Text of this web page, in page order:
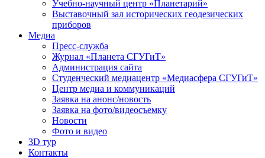
Учебно-научный центр «Планетарий»
Выставочный зал исторических геодезических
приборов
Медиа
Пресс-служба
Журнал «Планета СГУГиТ»
Администрация сайта
Студенческий медиацентр «Медиасфера СГУГиТ»
Центр медиа и коммуникаций
Заявка на анонс/новость
Заявка на фото/видеосъемку
Новости
Фото и видео
3D тур
Контакты